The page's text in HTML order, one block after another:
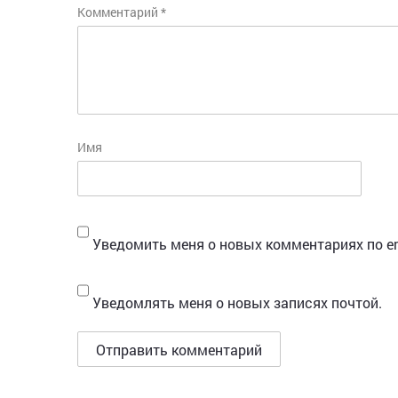
Комментарий *
Имя
Уведомить меня о новых комментариях по
Уведомлять меня о новых записях почтой.